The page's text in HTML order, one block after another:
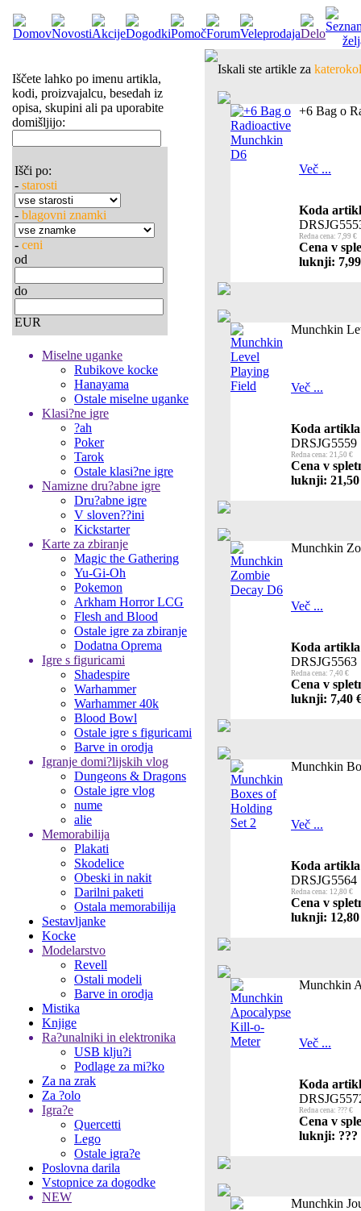
Iščete lahko po imenu artikla,
kodi, proizvajalcu, besedah iz
opisa, skupini ali pa uporabite
domišljijo:
Išči po:
- starosti
- blagovni znamki
- ceni
od
do
EUR
Miselne uganke
Rubikove kocke
Hanayama
Ostale miselne uganke
Klasi?ne igre
?ah
Poker
Tarok
Ostale klasi?ne igre
Namizne dru?abne igre
Dru?abne igre
V sloven??ini
Kickstarter
Karte za zbiranje
Magic the Gathering
Yu-Gi-Oh
Pokemon
Arkham Horror LCG
Flesh and Blood
Ostale igre za zbiranje
Dodatna Oprema
Igre s figuricami
Shadespire
Warhammer
Warhammer 40k
Blood Bowl
Ostale igre s figuricami
Barve in orodja
Igranje domi?lijskih vlog
Dungeons & Dragons
Ostale igre vlog
nume
alie
Memorabilija
Plakati
Skodelice
Obeski in nakit
Darilni paketi
Ostala memorabilija
Sestavljanke
Kocke
Modelarstvo
Revell
Ostali modeli
Barve in orodja
Mistika
Knjige
Ra?unalniki in elektronika
USB klju?i
Podlage za mi?ko
Za na zrak
Za ?olo
Igra?e
Quercetti
Lego
Ostale igra?e
Poslovna darila
Vstopnice za dogodke
NEW
Iskali ste artikle za
+6 Bag o
Več ...
Koda
Redna cena: 7,99 €
Cena v
luknji:
Munchkin
Več ...
Koda
DRSJG5559
Redna cena: 21,50 €
Cena v
luknji: 21,50
Munchkin
Več ...
Koda
DRSJG5563
Redna cena: 7,40 €
Cena v
luknji: 7,40
Munchkin
Več ...
Koda
DRSJG5564
Redna cena: 12,80 €
Cena v
luknji: 12,80
Munchkin
Več ...
Koda
Redna cena: ??? €
Cena v
luknji: ???
Munchkin